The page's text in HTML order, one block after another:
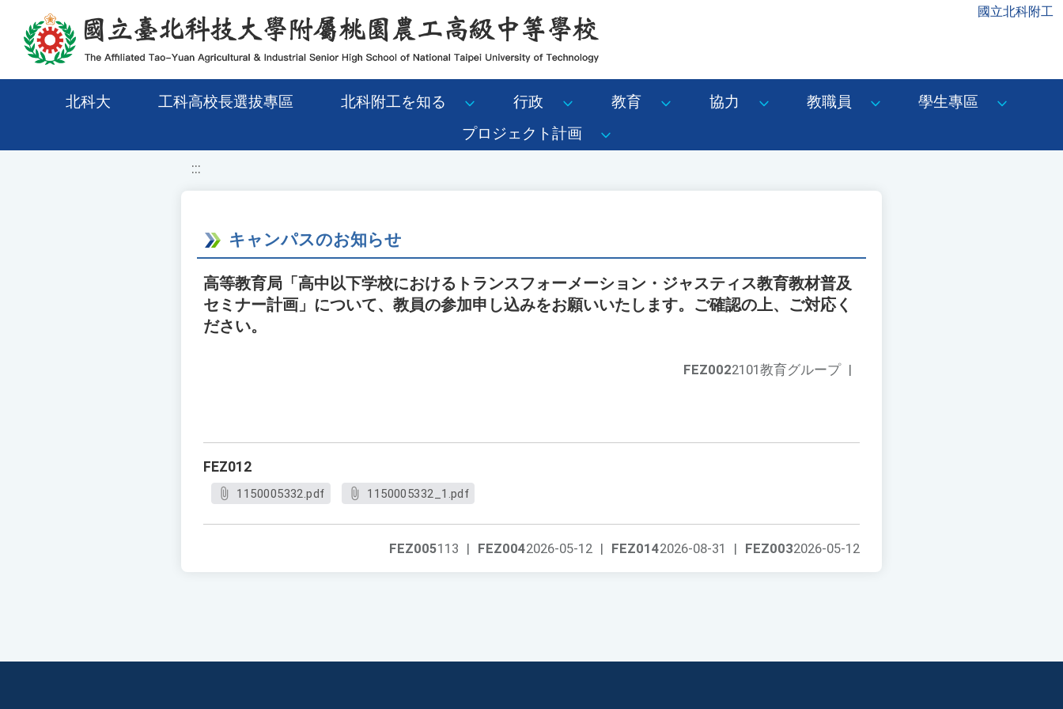
移至網頁之主要內容區位置 國立北科附工
北科大 工科高校長選拔專區 北科附工を知る 行政 教育 協力 教職員
學生專區
プロジェクト計画
:::
キャンパスのお知らせ
高等教育局「高中以下学校におけるトランスフォーメーション・ジャスティス教育教材普及
セミナー計画」について、教員の参加申し込みをお願いいたします。ご確認の上、ご対応く
ださい。
FEZ0022101教育グループ |
FEZ012
1150005332.pdf 1150005332_1.pdf
FEZ0032026-05-12
FEZ0142026-08-31 |
FEZ0042026-05-12 |
FEZ005113 |